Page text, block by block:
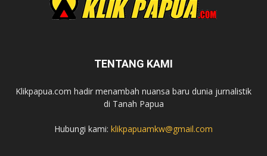
TENTANG KAMI
Klikpapua.com hadir menambah nuansa baru dunia jurnalistik
di Tanah Papua
Hubungi kami: klikpapuamkw@gmail.com